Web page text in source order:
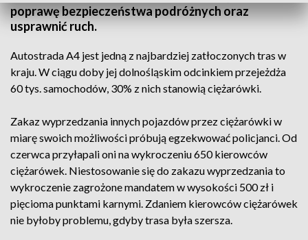
poprawę bezpieczeństwa podróżnych oraz
usprawnić ruch.
Autostrada A4 jest jedną z najbardziej zatłoczonych tras w
kraju. W ciągu doby jej dolnośląskim odcinkiem przejeżdża
60 tys. samochodów, 30% z nich stanowią ciężarówki.
Zakaz wyprzedzania innych pojazdów przez ciężarówki w
miarę swoich możliwości próbują egzekwować policjanci. Od
czerwca przyłapali oni na wykroczeniu 650 kierowców
ciężarówek. Niestosowanie się do zakazu wyprzedzania to
wykroczenie zagrożone mandatem w wysokości 500 zł i
pięcioma punktami karnymi. Zdaniem kierowców ciężarówek
nie byłoby problemu, gdyby trasa była szersza.